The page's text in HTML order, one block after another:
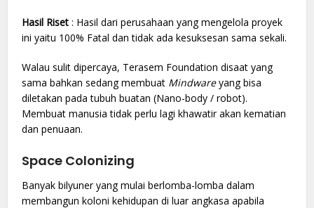
Hasil Riset : Hasil dari perusahaan yang mengelola proyek
ini yaitu 100% Fatal dan tidak ada kesuksesan sama sekali.
Walau sulit dipercaya, Terasem Foundation disaat yang
sama bahkan sedang membuat Mindwareyang bisa
diletakan pada tubuh buatan (Nano-body / robot).
Membuat manusia tidak perlu lagi khawatir akan kematian
dan penuaan.
Space Colonizing
Banyak bilyuner yang mulai berlomba-lomba dalam
membangun koloni kehidupan di luar angkasa apabila